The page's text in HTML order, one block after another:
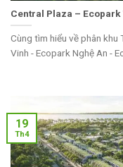
Central Plaza – Ecopark
Cùng tìm hiểu về phân khu
Vinh - Ecopark Nghệ An -
19
Th4